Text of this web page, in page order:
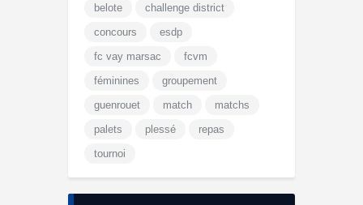
belote
challenge district
concours
esdp
fc vay marsac
fcvm
féminines
groupement
guenrouet
match
matchs
palets
plessé
repas
tournoi